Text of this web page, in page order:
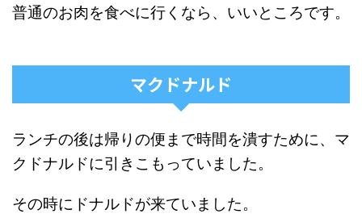
普通のお肉を食べに行くなら、いいところです。
マクドナルド
ランチの後は帰りの便まで時間を潰すために、マ
クドナルドに引きこもっていました。
その時にドナルドが来ていました。